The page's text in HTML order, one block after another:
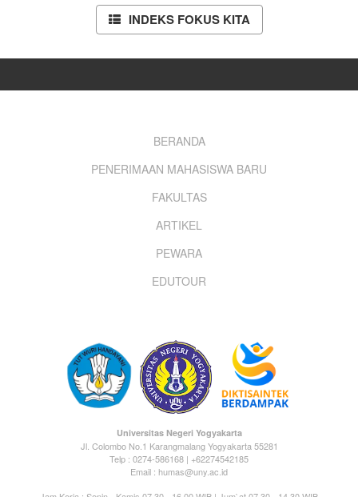
INDEKS FOKUS KITA
BERANDA
PENERIMAAN MAHASISWA BARU
FAKULTAS
ARTIKEL
PEWARA
EDUTOUR
Universitas Negeri Yogyakarta
Jl. Colombo No.1 Karangmalang Yogyakarta 55281
Telp : 0274-586168 | +62274542185
Email : humas@uny.ac.id